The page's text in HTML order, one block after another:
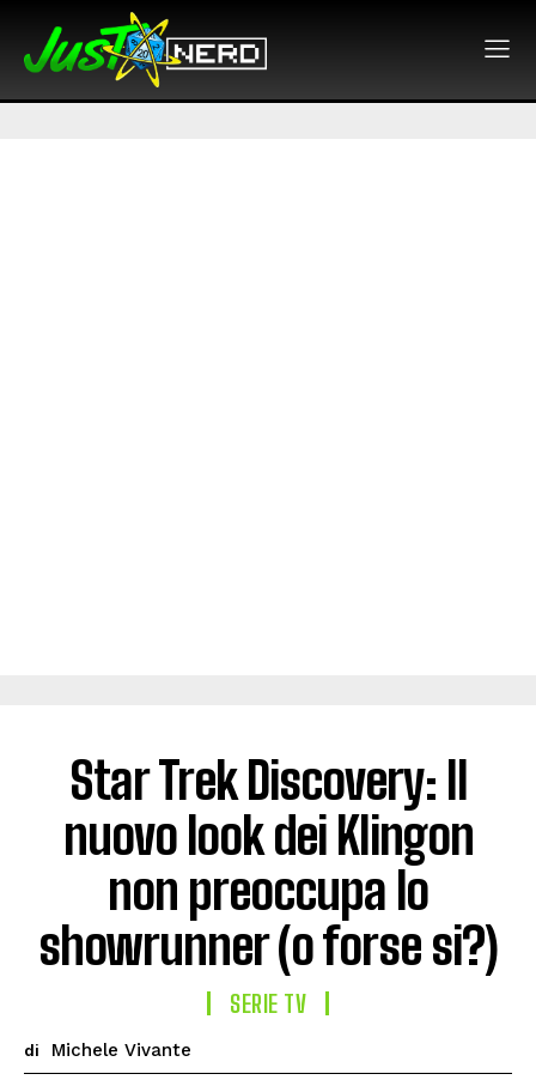
Star Trek Discovery: Il
nuovo look dei Klingon
non preoccupa lo
showrunner (o forse si?)
SERIE TV
di Michele Vivante